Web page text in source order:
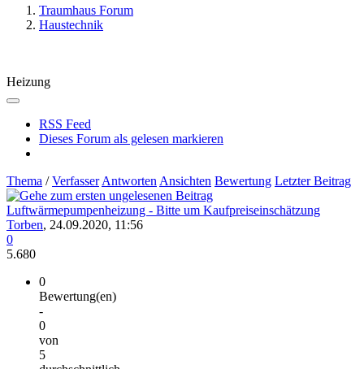
Traumhaus Forum
Haustechnik
Heizung
RSS Feed
Dieses Forum als gelesen markieren
Thema /Verfasser Antworten Ansichten Bewertung Letzter Beitrag
Luftwärmepumpenheizung - Bitte um Kaufpreiseinschätzung
Torben, 24.09.2020, 11:56
0
5.680
0
Bewertung(en)
-
0
von
5